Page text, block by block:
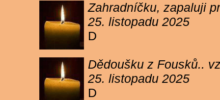
Zahradníčku, zapaluji
25. listopadu 2025
D
Dědoušku z Fousků..
25. listopadu 2025
D